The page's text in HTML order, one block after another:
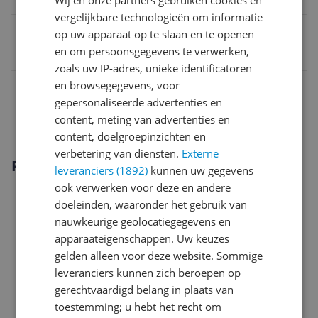
8720299706705
Capaciteit
Overige kenmerken
Productomschrijving
vergelijkbare technologieën om informatie
op uw apparaat op te slaan en te openen
en om persoonsgegevens te verwerken,
zoals uw IP-adres, unieke identificatoren
en browsegegevens, voor
gepersonaliseerde advertenties en
content, meting van advertenties en
content, doelgroepinzichten en
verbetering van diensten. Externe
leveranciers (1892) kunnen uw gegevens
ook verwerken voor deze en andere
doeleinden, waaronder het gebruik van
nauwkeurige geolocatiegegevens en
apparaateigenschappen. Uw keuzes
gelden alleen voor deze website. Sommige
leveranciers kunnen zich beroepen op
gerechtvaardigd belang in plaats van
toestemming; u hebt het recht om